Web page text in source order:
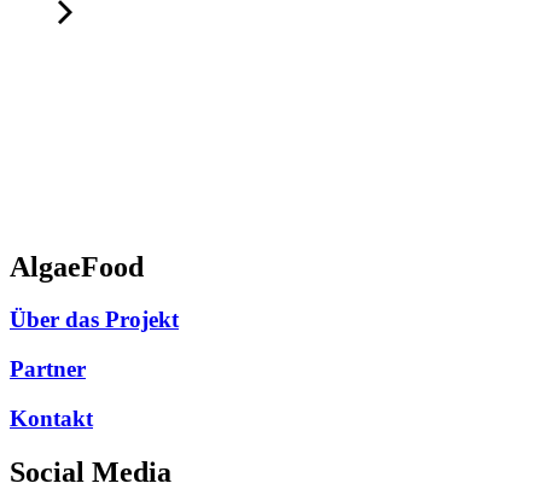
AlgaeFood
Über das Projekt
Partner
Kontakt
Social Media